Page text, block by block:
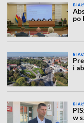
po
i
w